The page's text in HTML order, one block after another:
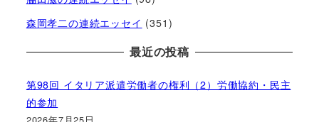
森岡孝二の連続エッセイ (351)
最近の投稿
第98回 イタリア派遣労働者の権利（2）労働協約・民主
的参加
2026年7月25日